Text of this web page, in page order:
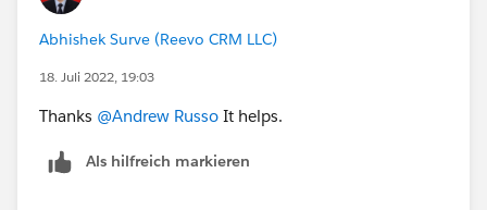
Abhishek Surve (Reevo CRM LLC)
18. Juli 2022, 19:03
Thanks @Andrew Russo It helps.
Als hilfreich markieren